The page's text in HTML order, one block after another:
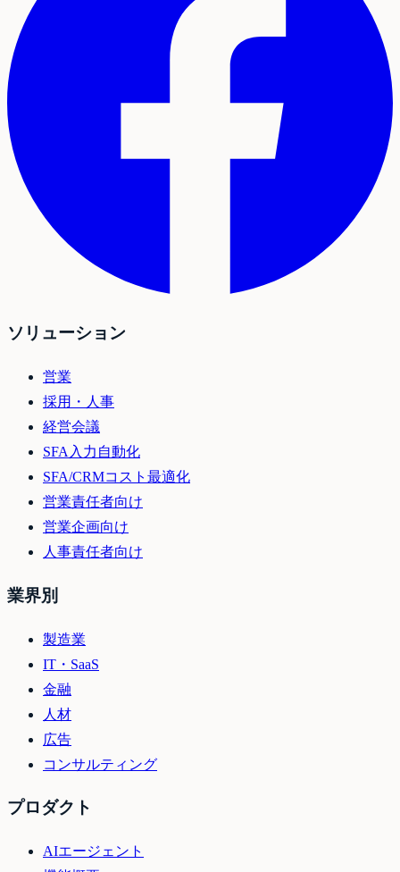
ソリューション
営業
採用・人事
経営会議
SFA入力自動化
SFA/CRMコスト最適化
営業責任者向け
営業企画向け
人事責任者向け
業界別
製造業
IT・SaaS
金融
人材
広告
コンサルティング
プロダクト
AIエージェント